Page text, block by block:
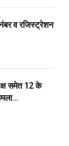
व रजिस्ट्रेशन
समेत 12 के